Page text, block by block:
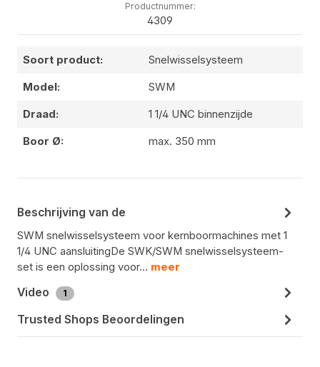
Productnummer:
4309
Soort product: Snelwisselsysteem
Model: SWM
Draad: 1 1/4 UNC binnenzijde
Boor Ø: max. 350 mm
Beschrijving van de
SWM snelwisselsysteem voor kernboormachines met 1
1/4 UNC aansluitingDe SWK/SWM snelwisselsysteem-
set is een oplossing voor… meer
Video 1
Trusted Shops Beoordelingen